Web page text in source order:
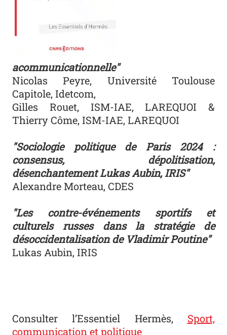
acommunicationnelle"
Nicolas Peyre, Université Toulouse
Capitole, Idetcom,
Gilles Rouet, ISM-IAE, LAREQUOI &
Thierry Côme, ISM-IAE, LAREQUOI
"Sociologie politique de Paris 2024 :
consensus, dépolitisation,
désenchantement Lukas Aubin, IRIS"
Alexandre Morteau, CDES
"Les contre-événements sportifs et
culturels russes dans la stratégie de
désoccidentalisation de Vladimir Poutine"
Lukas Aubin, IRIS
Consulter l’Essentiel Hermès, Sport,
communication et politique